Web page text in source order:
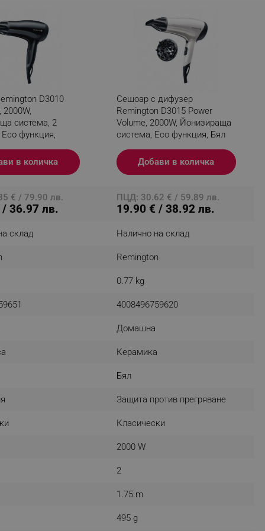
D3010
2000W,
система, 2
Eco функция,
в количка
Сешоар с дифузер
Remington D3015 Power
Volume, 2000W, Йонизираща
система, Eco функция, Бял
Добави в количка
€ / 79.90 лв.
36.97 лв.
ПЦД: 30.62 € / 59.89 лв.
19.90 € / 38.92 лв.
склад Налично на склад
Remington
0.77 kg
4008496759620
Домашна
Керамика
Бял
Защита против прегряване
Класически
2000 W
2
1.75 m
495 g
visitors. The lifetime
visitor sessions
is a test user and can
cookies and local
specific data for
specific data for
stored to be sent
banners clicked by the
which is cancelled
to Segmentify servers
status and